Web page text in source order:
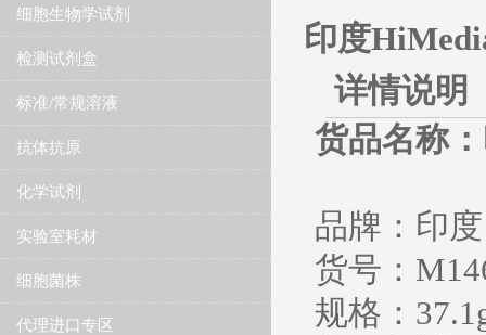
细胞生物学试剂
检测试剂盒
标准/常规溶液
抗体抗原
化学试剂
实验室耗材
细胞菌株
代理进口专区
印度
详情说明
货品名称：
品牌：印
货号：
规格：